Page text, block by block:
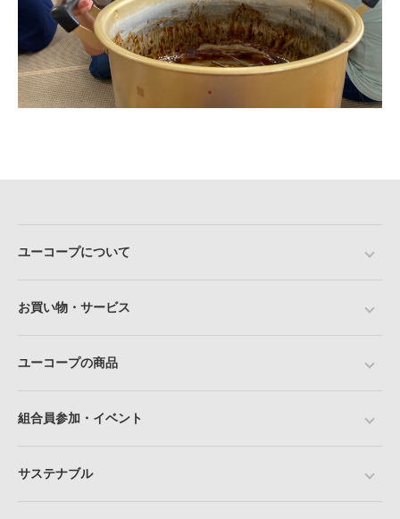
ユーコープについて
お買い物・サービス
ユーコープの商品
組合員参加・イベント
サステナブル